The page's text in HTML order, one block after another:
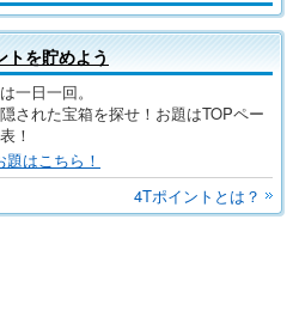
トを貯めよう
一日一回。
された宝箱を探せ！お題はTOPペー
！
はこちら！
4Tポイントとは？